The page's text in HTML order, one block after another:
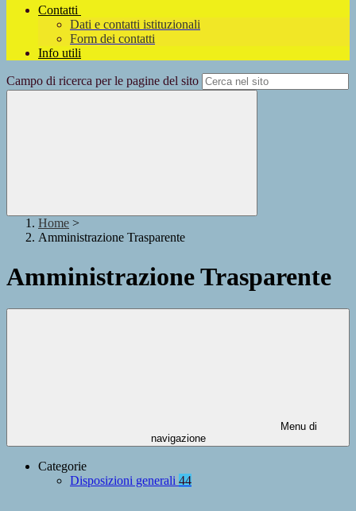
Contatti
Dati e contatti istituzionali
Form dei contatti
Info utili
Campo di ricerca per le pagine del sito
Home >
Amministrazione Trasparente
Amministrazione Trasparente
Menu di
navigazione
Categorie
Disposizioni generali 44